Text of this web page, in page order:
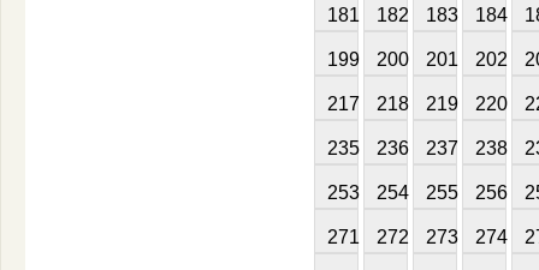
181 182 183 184
199 200 201 202
217 218 219 220
235 236 237 238
253 254 255 256
271 272 273 274